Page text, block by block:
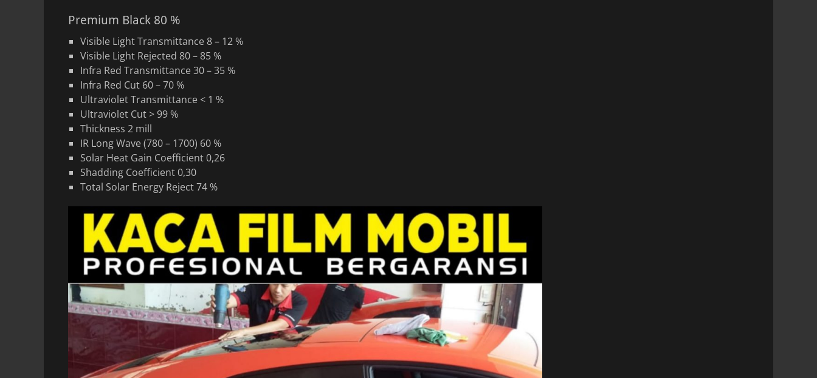
Premium Black 80 %
Visible Light Transmittance 8 – 12 %
Visible Light Rejected 80 – 85 %
Infra Red Transmittance 30 – 35 %
Infra Red Cut 60 – 70 %
Ultraviolet Transmittance < 1 %
Ultraviolet Cut > 99 %
Thickness 2 mill
IR Long Wave (780 – 1700) 60 %
Solar Heat Gain Coefficient 0,26
Shadding Coefficient 0,30
Total Solar Energy Reject 74 %